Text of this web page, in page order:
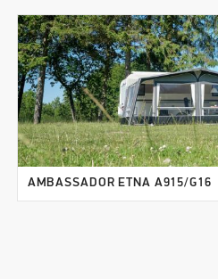
AMBASSADOR ETNA A915/G16